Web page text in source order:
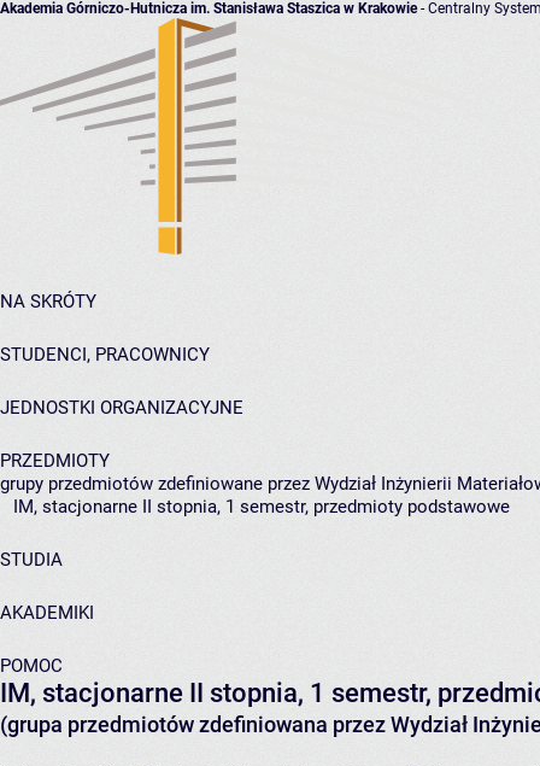
Akademia Górniczo-Hutnicza im. Stanisława Staszica w Krakowie- Centralny
NA SKRÓTY
STUDENCI, PRACOWNICY
JEDNOSTKI ORGANIZACYJNE
PRZEDMIOTY
grupy przedmiotów zdefiniowane przez Wydział Inżynierii
IM, stacjonarne II stopnia, 1 semestr, przedmioty podstawowe
STUDIA
AKADEMIKI
POMOC
IM, stacjonarne II stopnia, 1 semestr,
(grupa przedmiotów zdefiniowana przez Wydział